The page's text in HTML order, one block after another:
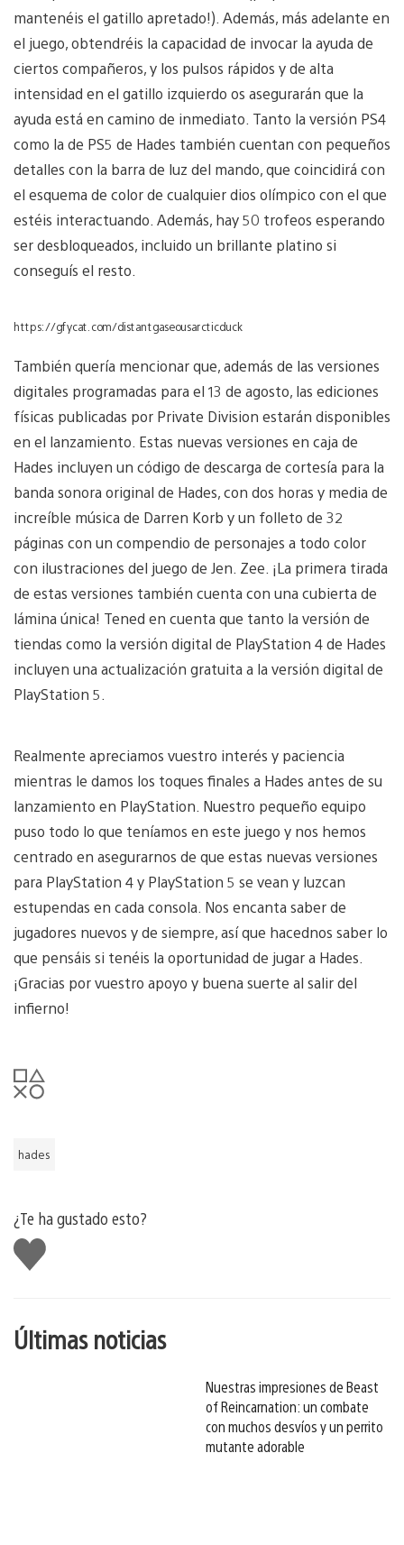
mantenéis el gatillo apretado!). Además, más adelante en
el juego, obtendréis la capacidad de invocar la ayuda de
ciertos compañeros, y los pulsos rápidos y de alta
intensidad en el gatillo izquierdo os asegurarán que la
ayuda está en camino de inmediato. Tanto la versión PS4
como la de PS5 de Hades también cuentan con pequeños
detalles con la barra de luz del mando, que coincidirá con
el esquema de color de cualquier dios olímpico con el que
estéis interactuando. Además, hay 50 trofeos esperando
ser desbloqueados, incluido un brillante platino si
conseguís el resto.
https://gfycat.com/distantgaseousarcticduck
También quería mencionar que, además de las versiones
digitales programadas para el 13 de agosto, las ediciones
físicas publicadas por Private Division estarán disponibles
en el lanzamiento. Estas nuevas versiones en caja de
Hades incluyen un código de descarga de cortesía para la
banda sonora original de Hades, con dos horas y media de
increíble música de Darren Korb y un folleto de 32
páginas con un compendio de personajes a todo color
con ilustraciones del juego de Jen. Zee. ¡La primera tirada
de estas versiones también cuenta con una cubierta de
lámina única! Tened en cuenta que tanto la versión de
tiendas como la versión digital de PlayStation 4 de Hades
incluyen una actualización gratuita a la versión digital de
PlayStation 5.
Realmente apreciamos vuestro interés y paciencia
mientras le damos los toques finales a Hades antes de su
lanzamiento en PlayStation. Nuestro pequeño equipo
puso todo lo que teníamos en este juego y nos hemos
centrado en asegurarnos de que estas nuevas versiones
para PlayStation 4 y PlayStation 5 se vean y luzcan
estupendas en cada consola. Nos encanta saber de
jugadores nuevos y de siempre, así que hacednos saber lo
que pensáis si tenéis la oportunidad de jugar a Hades.
¡Gracias por vuestro apoyo y buena suerte al salir del
infierno!
hades
¿Te ha gustado esto?
Me
gusta
esto
Últimas noticias
Nuestras impresiones de Beast
of Reincarnation: un combate
con muchos desvíos y un perrito
mutante adorable